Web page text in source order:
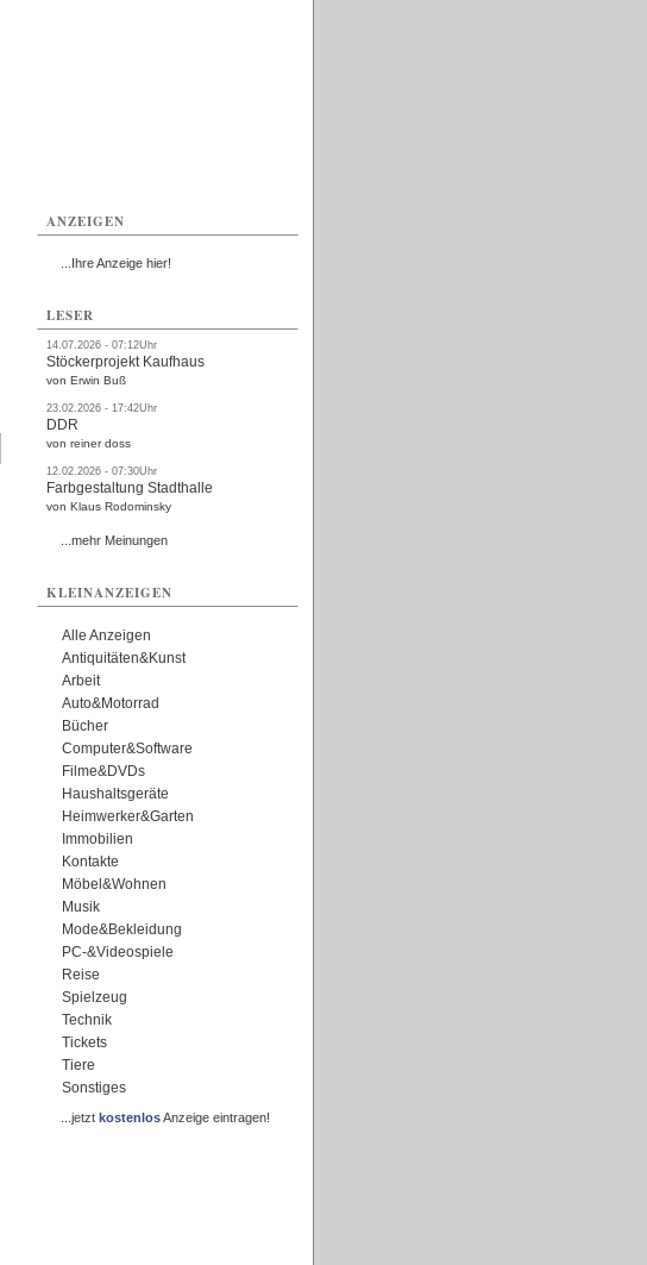
ANZEIGEN
...Ihre Anzeige hier!
LESER
14.07.2026 - 07:12Uhr
Stöckerprojekt Kaufhaus
von Erwin Buß
23.02.2026 - 17:42Uhr
DDR
von reiner doss
12.02.2026 - 07:30Uhr
Farbgestaltung Stadthalle
von Klaus Rodominsky
...mehr Meinungen
KLEINANZEIGEN
Alle Anzeigen
Antiquitäten&Kunst
Arbeit
Auto&Motorrad
Bücher
Computer&Software
Filme&DVDs
Haushaltsgeräte
Heimwerker&Garten
Immobilien
Kontakte
Möbel&Wohnen
Musik
Mode&Bekleidung
PC-&Videospiele
Reise
Spielzeug
Technik
Tickets
Tiere
Sonstiges
...jetzt kostenlosAnzeige eintragen!